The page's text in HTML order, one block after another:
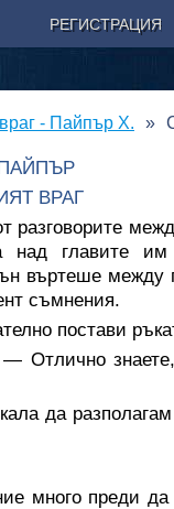
РЕГИСТРАЦИЯ
- Пайпър Х.
ВРАГ
над главите
въртеше между
съмнения.
постави
да разполагам
преди да